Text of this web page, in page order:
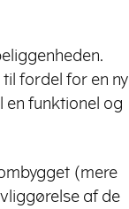
fordel for en ny
en funktionel og
(mere
af de